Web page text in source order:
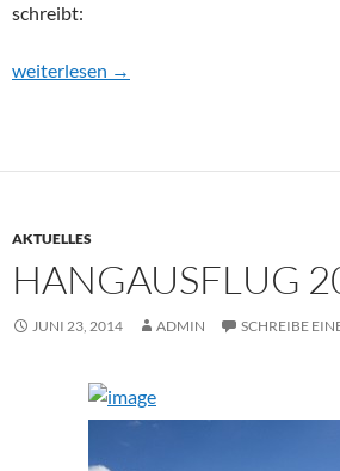
schreibt:
Gästetag beim MFC Rosenheim
weiterlesen →
AKTUELLES
HANGAUSFLUG
JUNI 23, 2014 ADMIN SCHREIBE